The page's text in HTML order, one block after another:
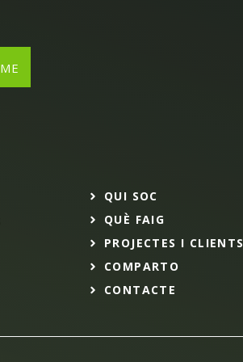
QUI SOC
QUÈ FAIG
PROJECTES I CLIENTS
COMPARTO
CONTACTE